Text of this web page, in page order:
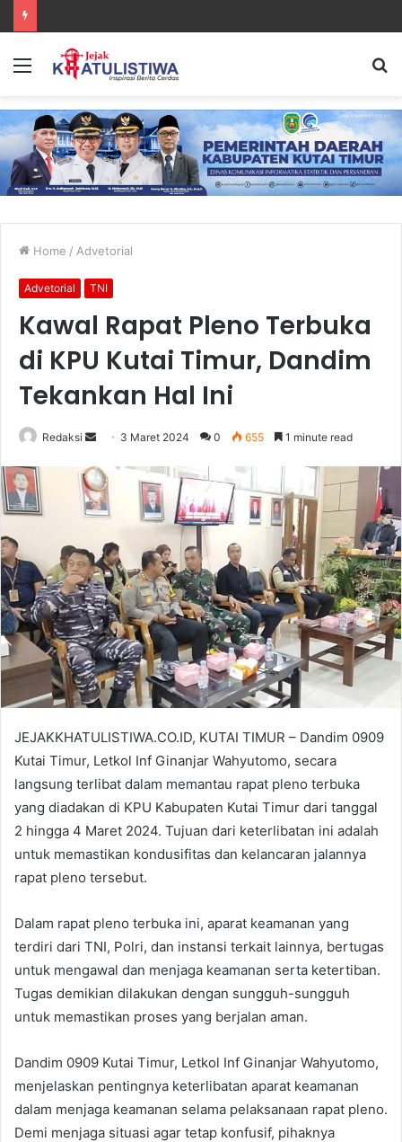
Menu
Home / Advetorial
Advetorial TNI
Kawal Rapat Pleno Terbuka
di KPU Kutai Timur, Dandim
Tekankan Hal Ini
Redaksi
Send
email
3 Maret 2024 0 655 1 minute read
JEJAKKHATULISTIWA.CO.ID, KUTAI TIMUR – Dandim 0909
Kutai Timur, Letkol Inf Ginanjar Wahyutomo, secara
langsung terlibat dalam memantau rapat pleno terbuka
yang diadakan di KPU Kabupaten Kutai Timur dari tanggal
2 hingga 4 Maret 2024. Tujuan dari keterlibatan ini adalah
untuk memastikan kondusifitas dan kelancaran jalannya
rapat pleno tersebut.
Dalam rapat pleno terbuka ini, aparat keamanan yang
terdiri dari TNI, Polri, dan instansi terkait lainnya, bertugas
untuk mengawal dan menjaga keamanan serta ketertiban.
Tugas demikian dilakukan dengan sungguh-sungguh
untuk memastikan proses yang berjalan aman.
Dandim 0909 Kutai Timur, Letkol Inf Ginanjar Wahyutomo,
menjelaskan pentingnya keterlibatan aparat keamanan
dalam menjaga keamanan selama pelaksanaan rapat pleno.
Demi menjaga situasi agar tetap konfusif, pihaknya